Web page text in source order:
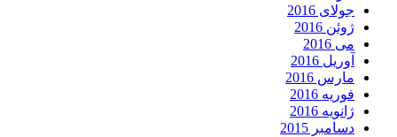
جولای 2016
ژوئن 2016
می 2016
آوریل 2016
مارس 2016
فوریه 2016
ژانویه 2016
دسامبر 2015